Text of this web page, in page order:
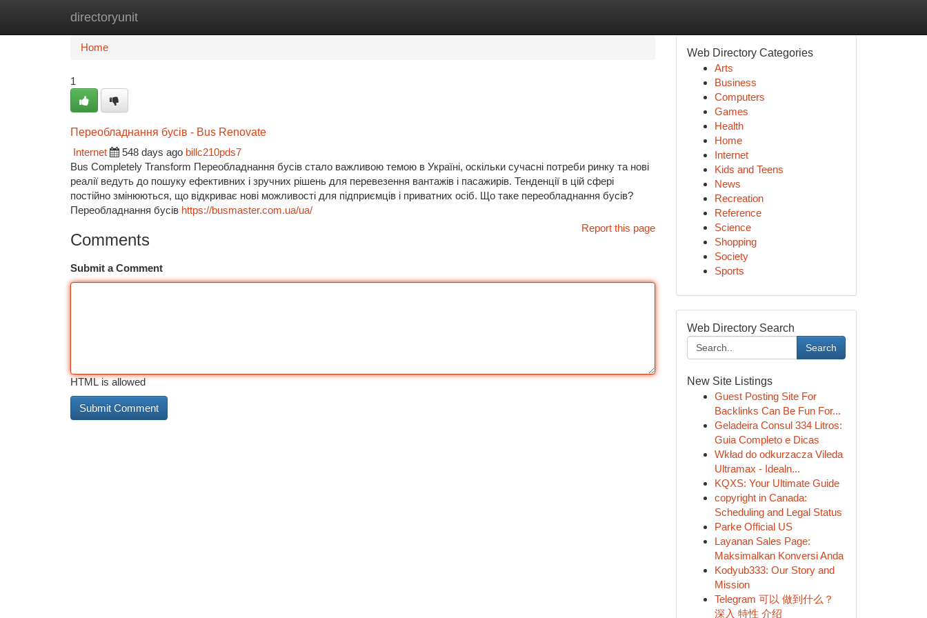
directoryunit
Home
Home
1
Переобладнання бусів - Bus Renovate
Internet
548 days ago billc210pds7
Bus Completely Transform Переобладнання бусів стало важливою темою в Україні, оскільки сучасні потреби ринку та нові
реалії ведуть до пошуку ефективних і зручних рішень для перевезення вантажів і пасажирів. Тенденції в цій сфері
постійно змінюються, що відкриває нові можливості для підприємців і приватних осіб. Що таке переобладнання бусів?
Переобладнання бусів https://busmaster.com.ua/ua/
Report this page
Comments
Submit a Comment
HTML is allowed
Web Directory Categories
Arts
Business
Computers
Games
Health
Home
Internet
Kids and Teens
News
Recreation
Reference
Science
Shopping
Society
Sports
Web Directory Search
Search
New Site Listings
Guest Posting Site For
Backlinks Can Be Fun For...
Geladeira Consul 334 Litros:
Guia Completo e Dicas
Wkład do odkurzacza Vileda
Ultramax - Idealn...
KQXS: Your Ultimate Guide
copyright in Canada:
Scheduling and Legal Status
Parke Official US
Layanan Sales Page:
Maksimalkan Konversi Anda
Kodyub333: Our Story and
Mission
Telegram 可以 做到什么？
深入 特性 介绍